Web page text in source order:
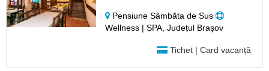
Pensiune Sâmbăta de Sus
Wellness | SPA, Județul Brașov
Tichet | Card vacanță